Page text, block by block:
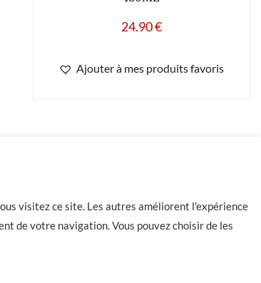
24.90€
Ajouter à mes produits favoris
visitez ce site. Les autres améliorent l'expérience
de votre navigation. Vous pouvez choisir de les